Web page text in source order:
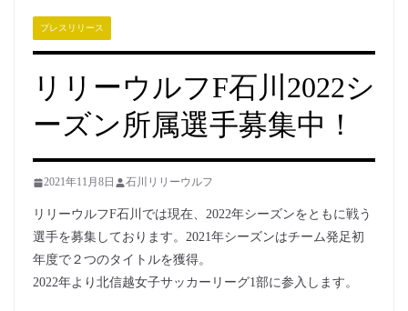
プレスリリース
リリーウルフF石川2022シ
ーズン所属選手募集中！
2021年11月8日 石川リリーウルフ
リリーウルフF石川では現在、2022年シーズンをともに戦う
選手を募集しております。2021年シーズンはチーム発足初
年度で２つのタイトルを獲得。
2022年より北信越女子サッカーリーグ1部に参入します。